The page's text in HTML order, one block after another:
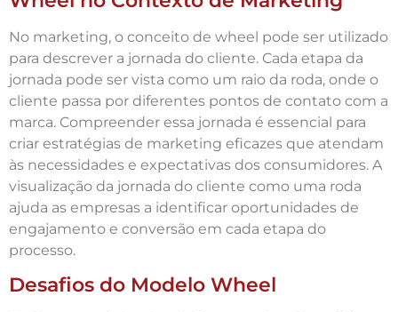
No marketing, o conceito de wheel pode ser utilizado
para descrever a jornada do cliente. Cada etapa da
jornada pode ser vista como um raio da roda, onde o
cliente passa por diferentes pontos de contato com a
marca. Compreender essa jornada é essencial para
criar estratégias de marketing eficazes que atendam
às necessidades e expectativas dos consumidores. A
visualização da jornada do cliente como uma roda
ajuda as empresas a identificar oportunidades de
engajamento e conversão em cada etapa do
processo.
Desafios do Modelo Wheel